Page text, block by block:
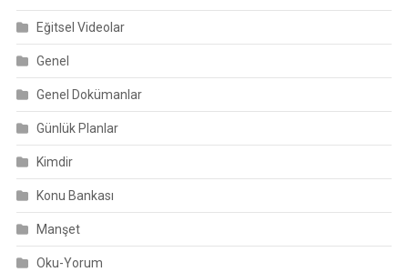
Eğitsel Videolar
Genel
Genel Dokümanlar
Günlük Planlar
Kimdir
Konu Bankası
Manşet
Oku-Yorum